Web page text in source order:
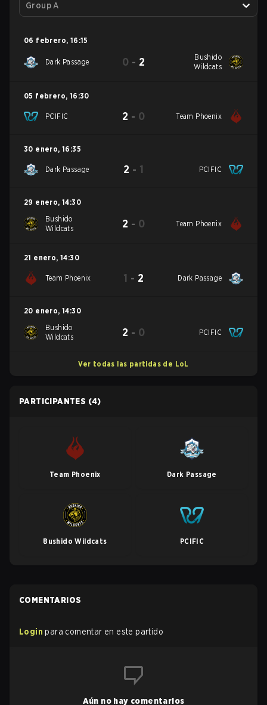
Group A
06 febrero, 16:15
Dark Passage 0 - 2
Bushido
Wildcats
05 febrero, 16:30
PCIFIC 2 - 0 Team Phoenix
30 enero, 16:35
Dark Passage 2 - 1 PCIFIC
29 enero, 14:30
Bushido
Wildcats
2 - 0 Team Phoenix
21 enero, 14:30
Team Phoenix 1 - 2 Dark Passage
20 enero, 14:30
Bushido
Wildcats
2 - 0 PCIFIC
Ver todas las partidas de LoL
PARTICIPANTES (4)
Team Phoenix Dark Passage
Bushido Wildcats PCIFIC
COMENTARIOS
Login para comentar en este partido
Aún no hay comentarios